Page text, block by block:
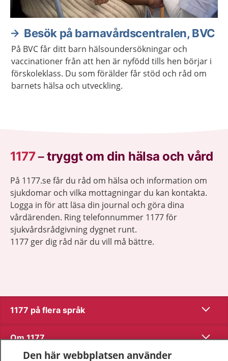
Besök på barnavårdscentralen, BVC
På BVC får ditt barn hälsoundersökningar och
vaccinationer från att hen är nyfödd tills hen börjar i
förskoleklass. Du som förälder får stöd och råd om
barnets hälsa och utveckling.
1177–tryggt om din hälsa och vård
På 1177.se får du råd om hälsa och information om
sjukdomar och vilka mottagningar du kan kontakta.
Logga in för att läsa din journal och göra dina
vårdärenden. Ring telefonnummer 1177 för
sjukvårdsrådgivning dygnet runt.
1177 ger dig råd när du vill må bättre.
1177 på flera språk Visa
Om 1177 Visa
Den här webbplatsen använder